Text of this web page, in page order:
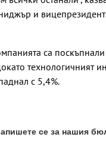
и
са
технологичният
с 5,4%.